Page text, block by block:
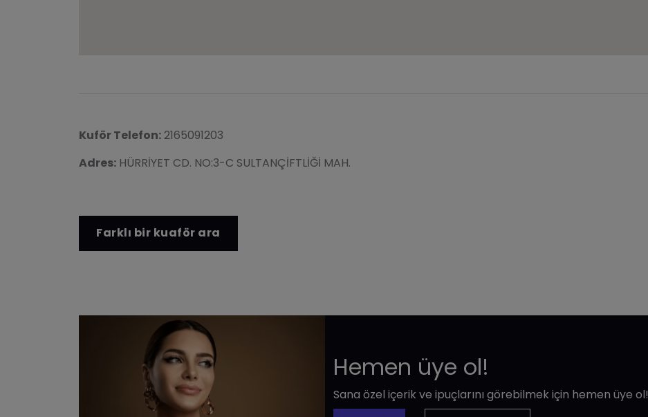
Kuför Telefon: 2165091203
Adres: HÜRRİYET CD. NO:3-C SULTANÇİFTLİĞİ MAH.
Farklı bir kuaför ara
Hemen üye ol!
Sana özel içerik ve ipuçlarını görebilmek için hemen üye ol!